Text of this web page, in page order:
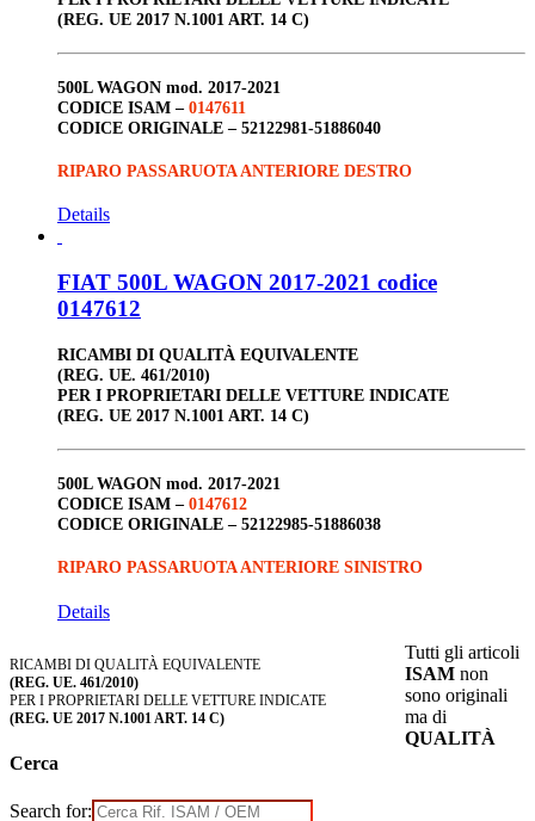
(REG. UE 2017 N.1001 ART. 14 C)
500L WAGON mod. 2017-2021
CODICE ISAM – 0147611
CODICE ORIGINALE – 52122981-51886040
RIPARO PASSARUOTA ANTERIORE DESTRO
Details
FIAT 500L WAGON 2017-2021 codice
0147612
RICAMBI DI QUALITÀ EQUIVALENTE
(REG. UE. 461/2010)
PER I PROPRIETARI DELLE VETTURE INDICATE
(REG. UE 2017 N.1001 ART. 14 C)
500L WAGON mod. 2017-2021
CODICE ISAM – 0147612
CODICE ORIGINALE – 52122985-51886038
RIPARO PASSARUOTA ANTERIORE SINISTRO
Details
RICAMBI DI QUALITÀ EQUIVALENTE
(REG. UE. 461/2010)
PER I PROPRIETARI DELLE VETTURE INDICATE
(REG. UE 2017 N.1001 ART. 14 C)
Cerca
Search for:
Tutti gli articoli
ISAM non
sono originali
ma di
QUALITÀ